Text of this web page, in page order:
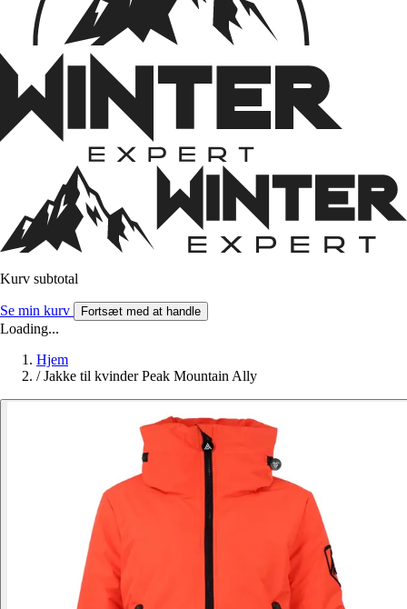
Kurv subtotal
Se min kurv Fortsæt med at handle
Loading...
Hjem
/ Jakke til kvinder Peak Mountain Ally